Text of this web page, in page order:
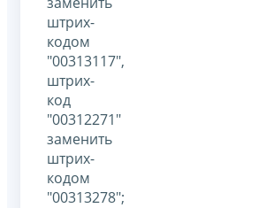
штрих-
кодом
"00313117",
штрих-
код
"00312271"
заменить
штрих-
кодом
"00313278";